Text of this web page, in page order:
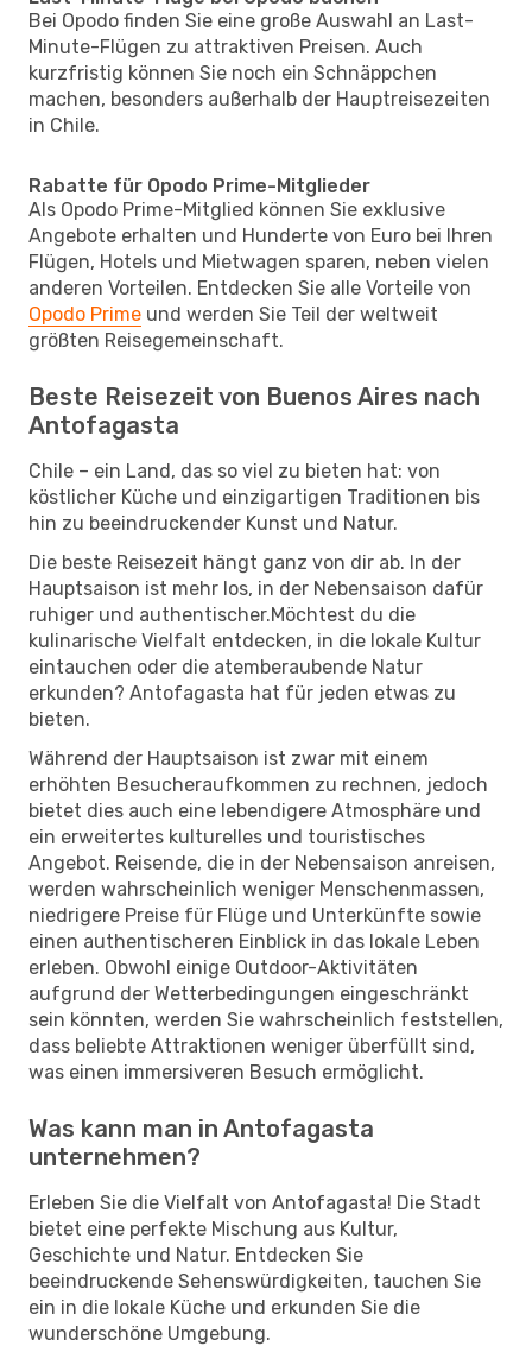
Bei Opodo finden Sie eine große Auswahl an Last-
Minute-Flügen zu attraktiven Preisen. Auch
kurzfristig können Sie noch ein Schnäppchen
machen, besonders außerhalb der Hauptreisezeiten
in Chile.
Rabatte für Opodo Prime-Mitglieder
Als Opodo Prime-Mitglied können Sie exklusive
Angebote erhalten und Hunderte von Euro bei Ihren
Flügen, Hotels und Mietwagen sparen, neben vielen
anderen Vorteilen. Entdecken Sie alle Vorteile von
Opodo Prime und werden Sie Teil der weltweit
größten Reisegemeinschaft.
Beste Reisezeit von Buenos Aires nach
Antofagasta
Chile – ein Land, das so viel zu bieten hat: von
köstlicher Küche und einzigartigen Traditionen bis
hin zu beeindruckender Kunst und Natur.
Die beste Reisezeit hängt ganz von dir ab. In der
Hauptsaison ist mehr los, in der Nebensaison dafür
ruhiger und authentischer.Möchtest du die
kulinarische Vielfalt entdecken, in die lokale Kultur
eintauchen oder die atemberaubende Natur
erkunden? Antofagasta hat für jeden etwas zu
bieten.
Während der Hauptsaison ist zwar mit einem
erhöhten Besucheraufkommen zu rechnen, jedoch
bietet dies auch eine lebendigere Atmosphäre und
ein erweitertes kulturelles und touristisches
Angebot. Reisende, die in der Nebensaison anreisen,
werden wahrscheinlich weniger Menschenmassen,
niedrigere Preise für Flüge und Unterkünfte sowie
einen authentischeren Einblick in das lokale Leben
erleben. Obwohl einige Outdoor-Aktivitäten
aufgrund der Wetterbedingungen eingeschränkt
sein könnten, werden Sie wahrscheinlich feststellen,
dass beliebte Attraktionen weniger überfüllt sind,
was einen immersiveren Besuch ermöglicht.
Was kann man in Antofagasta
unternehmen?
Erleben Sie die Vielfalt von Antofagasta! Die Stadt
bietet eine perfekte Mischung aus Kultur,
Geschichte und Natur. Entdecken Sie
beeindruckende Sehenswürdigkeiten, tauchen Sie
ein in die lokale Küche und erkunden Sie die
wunderschöne Umgebung.